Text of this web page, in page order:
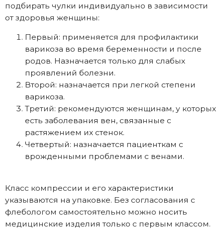
подбирать чулки индивидуально в зависимости
от здоровья женщины:
Первый: применяется для профилактики
варикоза во время беременности и после
родов. Назначается только для слабых
проявлений болезни.
Второй: назначается при легкой степени
варикоза.
Третий: рекомендуются женщинам, у которых
есть заболевания вен, связанные с
растяжением их стенок.
Четвертый: назначается пациенткам с
врожденными проблемами с венами.
Класс компрессии и его характеристики
указываются на упаковке. Без согласования с
флебологом самостоятельно можно носить
медицинские изделия только с первым классом.